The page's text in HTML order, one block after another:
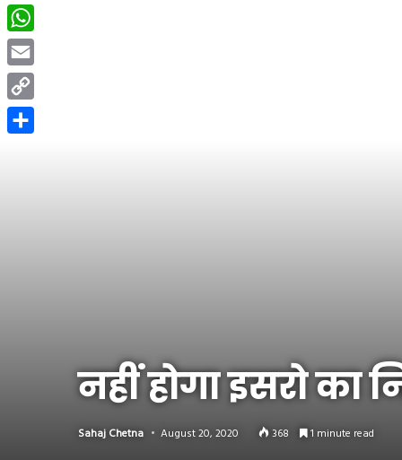
नहीं होगा इसरो
Sahaj Chetna August 20, 2020 368 1 minute read
Twitter
WhatsApp
Email
Copy
Link